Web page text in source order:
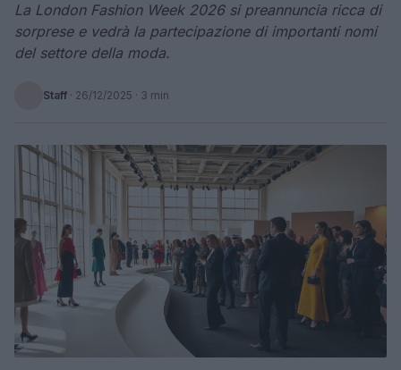
La London Fashion Week 2026 si preannuncia ricca di
sorprese e vedrà la partecipazione di importanti nomi
del settore della moda.
Staff · 26/12/2025 · 3 min